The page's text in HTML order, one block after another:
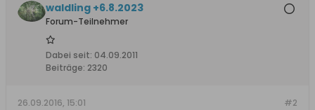
waldling +6.8.2023
Forum-Teilnehmer
Dabei seit: 04.09.2011
Beiträge: 2320
#2
26.09.2016, 15:01